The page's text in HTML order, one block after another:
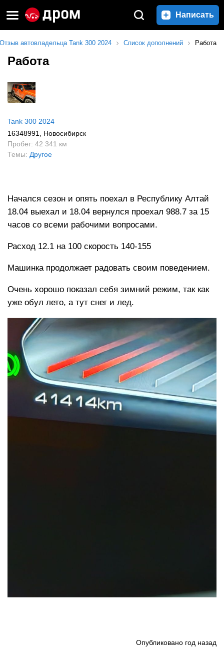
Написать
Отзыв автовладельца Tank 300 2024 Список дополнений Работа
Работа
Tank 300 2024
16348991
, Новосибирск
Пробег: 42 341 км
Темы: Другое
Начался сезон и опять поехал в Республику Алтай
18.04 выехал и 18.04 вернулся проехал 988.7 за 15
часов со всеми рабочими вопросами.
Расход 12.1 на 100 скорость 140-155
Машинка продолжает радовать своим поведением.
Очень хорошо показал себя зимний режим, так как
уже обул лето, а тут снег и лед.
Опубликовано год назад